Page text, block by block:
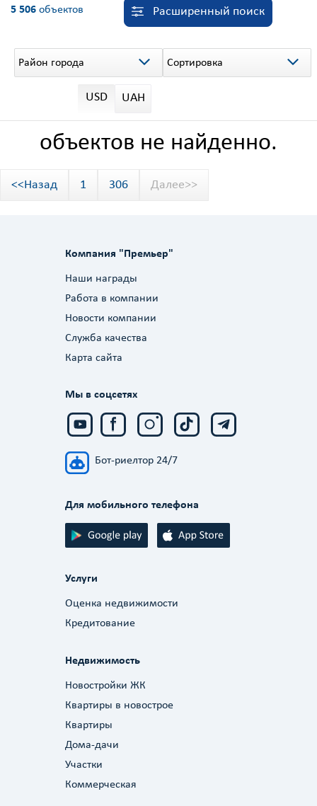
5 506 объектов Расширенный поиск
Район города Сортировка
USD UAH
объектов не найденно.
<<Назад 1 306 Далее>>
Компания "Премьер"
Наши награды
Работа в компании
Новости компании
Служба качества
Карта сайта
Мы в соцсетях
Бот-риелтор 24/7
Для мобильного телефона
Услуги
Оценка недвижимости
Кредитование
Недвижимость
Новостройки ЖК
Квартиры в новострое
Квартиры
Дома-дачи
Участки
Коммерческая